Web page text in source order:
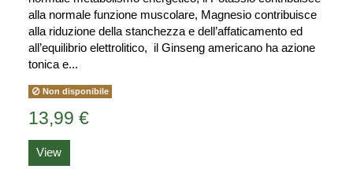
alla normale funzione muscolare, Magnesio contribuisce
alla riduzione della stanchezza e dell’affaticamento ed
all’equilibrio elettrolitico, il Ginseng americano ha azione
tonica e...
Non disponibile
13,99 €
View